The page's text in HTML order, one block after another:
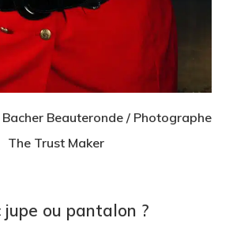
Beauteronde / Photographe
The Trust Maker
ou pantalon ?